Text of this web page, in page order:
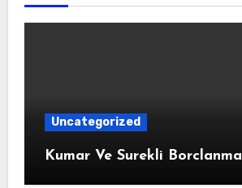
Uncategorized
Kumar Ve Surekli Borclanma